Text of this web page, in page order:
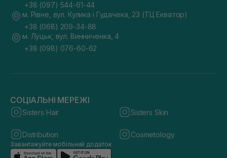
+38 (097) 544-61-44
м. Рівне, вул. Кулика і Гудачека, 23 (ТЦ Екватор)
+38 (068) 209-34-88
м. Луцьк, вул. Винниченка, 4
+38 (098) 076-60-62
СОЦІАЛЬНІ МЕРЕЖІ
Sisters Hair Sisters Skin
Distribution Cosmetology
Завантажуйте мобільний додаток